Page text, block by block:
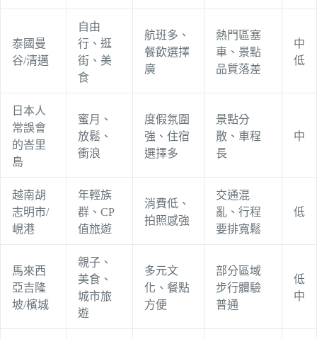
泰國曼
谷/清邁
自由
行、逛
街、美
食
航班多、
餐飲選擇
廣
熱門區塞
車、景點
品質落差
中
低
日本人
常誤會
的峇里
島
蜜月、
放鬆、
衝浪
度假氛圍
強、住宿
選擇多
景點分
散、車程
長
中
越南胡
志明市/
峴港
年輕族
群、CP
值旅遊
消費低、
拍照感強
交通混
亂、行程
要排寬鬆
低
馬來西
亞吉隆
坡/檳城
親子、
美食、
城市旅
遊
多元文
化、餐點
方便
部分區域
步行體驗
普通
低
中